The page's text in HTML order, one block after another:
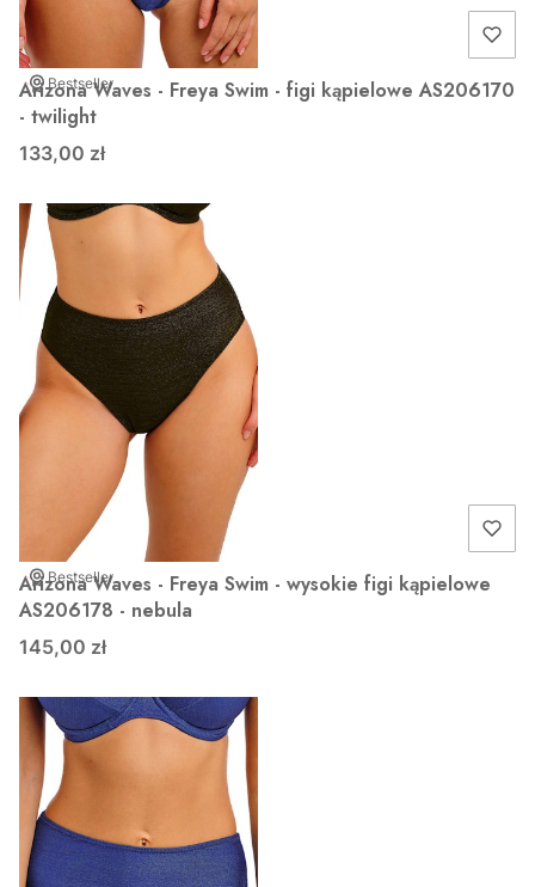
Bestseller
Arizona Waves - Freya Swim - figi kąpielowe AS206170
- twilight
133,00 zł
Bestseller
Arizona Waves - Freya Swim - wysokie figi kąpielowe
AS206178 - nebula
145,00 zł